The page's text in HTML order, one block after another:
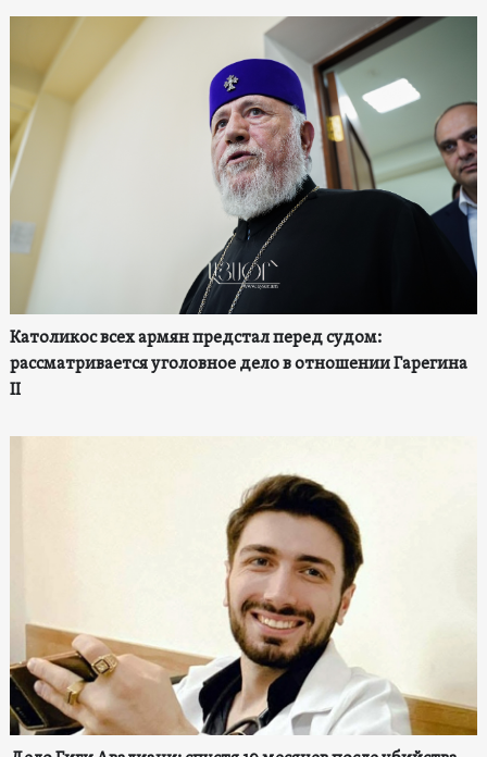
Католикос всех армян предстал перед судом:
рассматривается уголовное дело в отношении Гарегина
II